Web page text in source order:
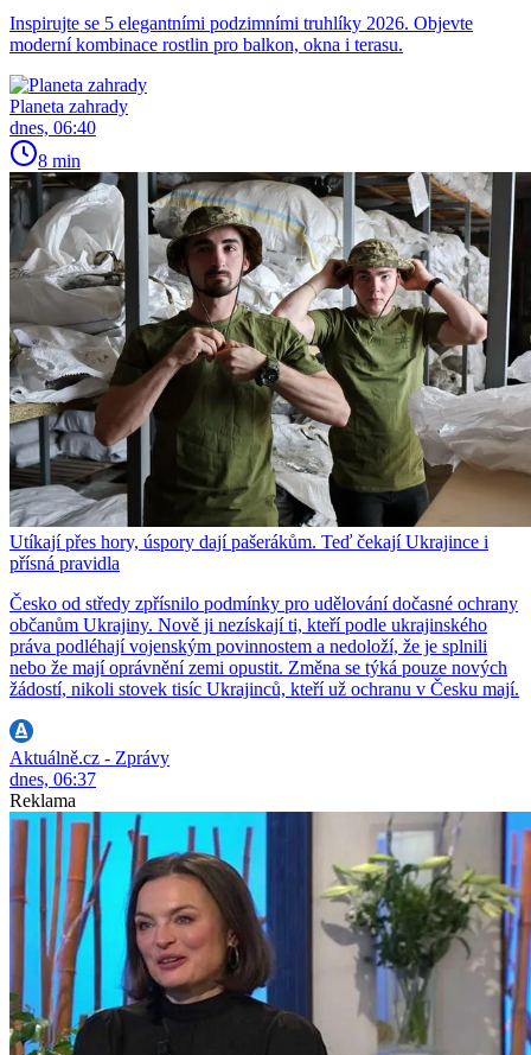
Inspirujte se 5 elegantními podzimními truhlíky 2026. Objevte
moderní kombinace rostlin pro balkon, okna i terasu.
Planeta zahrady
dnes, 06:40
8 min
Utíkají přes hory, úspory dají pašerákům. Teď čekají Ukrajince i
přísná pravidla
Česko od středy zpřísnilo podmínky pro udělování dočasné ochrany
občanům Ukrajiny. Nově ji nezískají ti, kteří podle ukrajinského
práva podléhají vojenským povinnostem a nedoloží, že je splnili
nebo že mají oprávnění zemi opustit. Změna se týká pouze nových
žádostí, nikoli stovek tisíc Ukrajinců, kteří už ochranu v Česku mají.
Aktuálně.cz - Zprávy
dnes, 06:37
Reklama